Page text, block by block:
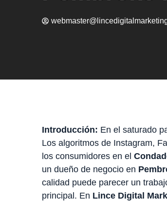
Introducción: En el saturado
Los algoritmos de Instagram,
los consumidores en el
un dueño de negocio en
calidad puede parecer un
principal. En Lince Digital